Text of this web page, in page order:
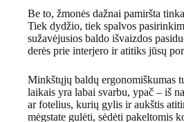
Be to, žmonės dažnai pamiršta
Tiek dydžio, tiek spalvos
sužavėjusios baldo išvaizdos
derės prie interjero ir atitiks jūsų
Minkštųjų baldų ergonomiškumas
laikais yra labai svarbu, ypač – iš
ar fotelius, kurių gylis ir aukštis
mėgstate gulėti, sėdėti pakeltomis